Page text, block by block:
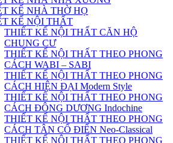
KẾ NHÀ THỜ HỌ
KẾ NỘI THẤT
THIẾT KẾ NỘI THẤT CĂN HỘ
CHUNG CƯ
THIẾT KẾ NỘI THẤT THEO PHONG
CÁCH WABI – SABI
THIẾT KẾ NỘI THẤT THEO PHONG
CÁCH HIỆN ĐẠI Modern Style
THIẾT KẾ NỘI THẤT THEO PHONG
CÁCH ĐÔNG DƯƠNG Indochine
THIẾT KẾ NỘI THẤT THEO PHONG
CÁCH TÂN CỔ ĐIỂN Neo-Classical
THIẾT KẾ NỘI THẤT THEO PHONG